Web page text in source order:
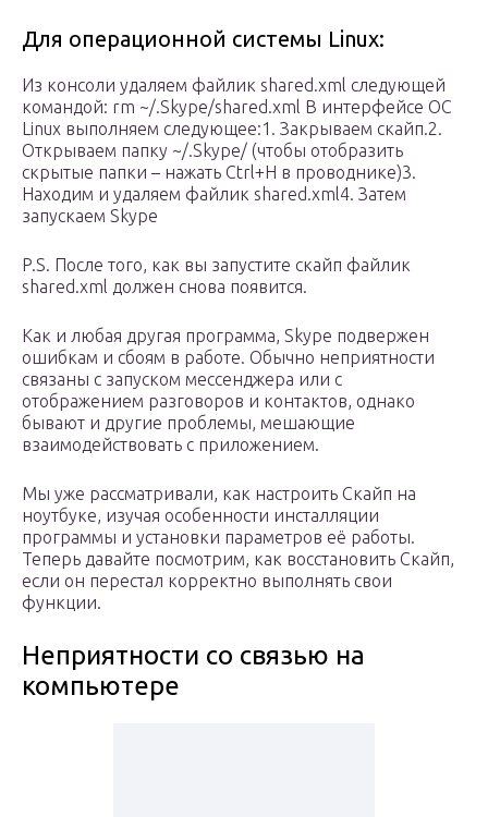
Для операционной системы Linux:
Из консоли удаляем файлик shared.xml следующей
командой: rm ~/.Skype/shared.xml В интерфейсе ОС
Linux выполняем следующее:1. Закрываем скайп.2.
Открываем папку ~/.Skype/ (чтобы отобразить
скрытые папки – нажать Ctrl+H в проводнике)3.
Находим и удаляем файлик shared.xml4. Затем
запускаем Skype
P.S. После того, как вы запустите скайп файлик
shared.xml должен снова появится.
Как и любая другая программа, Skype подвержен
ошибкам и сбоям в работе. Обычно неприятности
связаны с запуском мессенджера или с
отображением разговоров и контактов, однако
бывают и другие проблемы, мешающие
взаимодействовать с приложением.
Мы уже рассматривали, как настроить Скайп на
ноутбуке, изучая особенности инсталляции
программы и установки параметров её работы.
Теперь давайте посмотрим, как восстановить Скайп,
если он перестал корректно выполнять свои
функции.
Неприятности со связью на
компьютере